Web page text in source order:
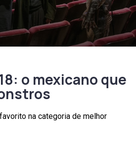
o mexicano que
na categoria de melhor